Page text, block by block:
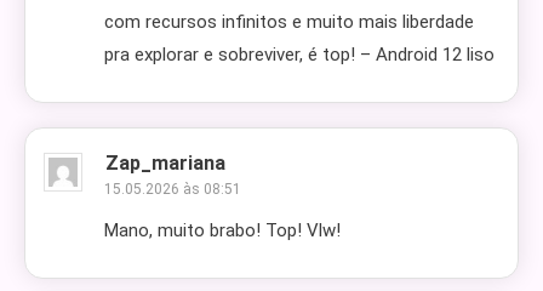
com recursos infinitos e muito mais liberdade
pra explorar e sobreviver, é top! – Android 12 liso
Zap_mariana
15.05.2026 às 08:51
Mano, muito brabo! Top! Vlw!